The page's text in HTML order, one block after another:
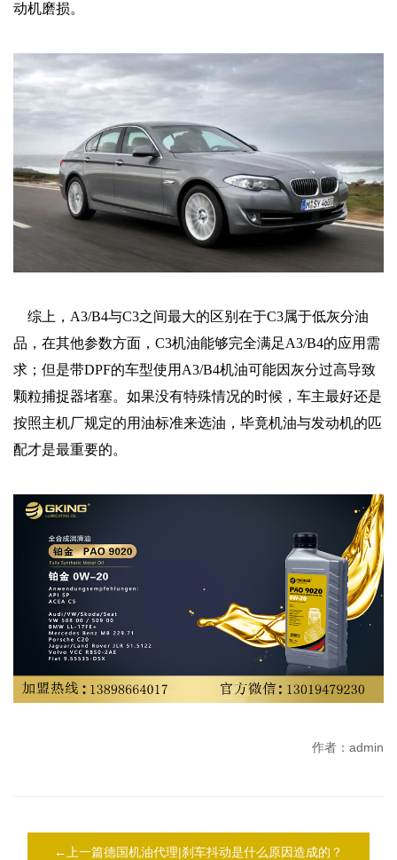
动机磨损‌‌。
综上，A3/B4与C3之间最大的区别在于C3属于低灰分油
品，在其他参数方面，C3机油能够完全满足A3/B4的应用需
求；但是带DPF的车型使用A3/B4机油可能因灰分过高导致
颗粒捕捉器堵塞。如果没有特殊情况的时候，车主最好还是
按照主机厂规定的用油标准来选油，毕竟机油与发动机的匹
配才是最重要的。
作者：admin
←上一篇德国机油代理|刹车抖动是什么原因造成的？